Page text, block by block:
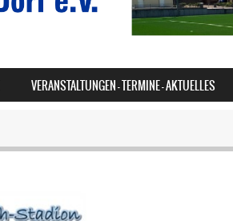
VERANSTALTUNGEN – TERMINE – AKTUELLES